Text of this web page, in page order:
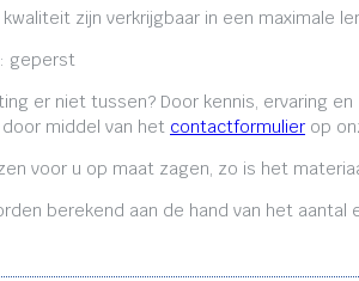
zijn verkrijgbaar in een maximale
geperst
er niet tussen? Door kennis, ervaring
door middel van het contactformulier op
voor u op maat zagen, zo is het
berekend aan de hand van het